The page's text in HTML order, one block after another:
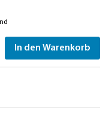
In den Warenkorb